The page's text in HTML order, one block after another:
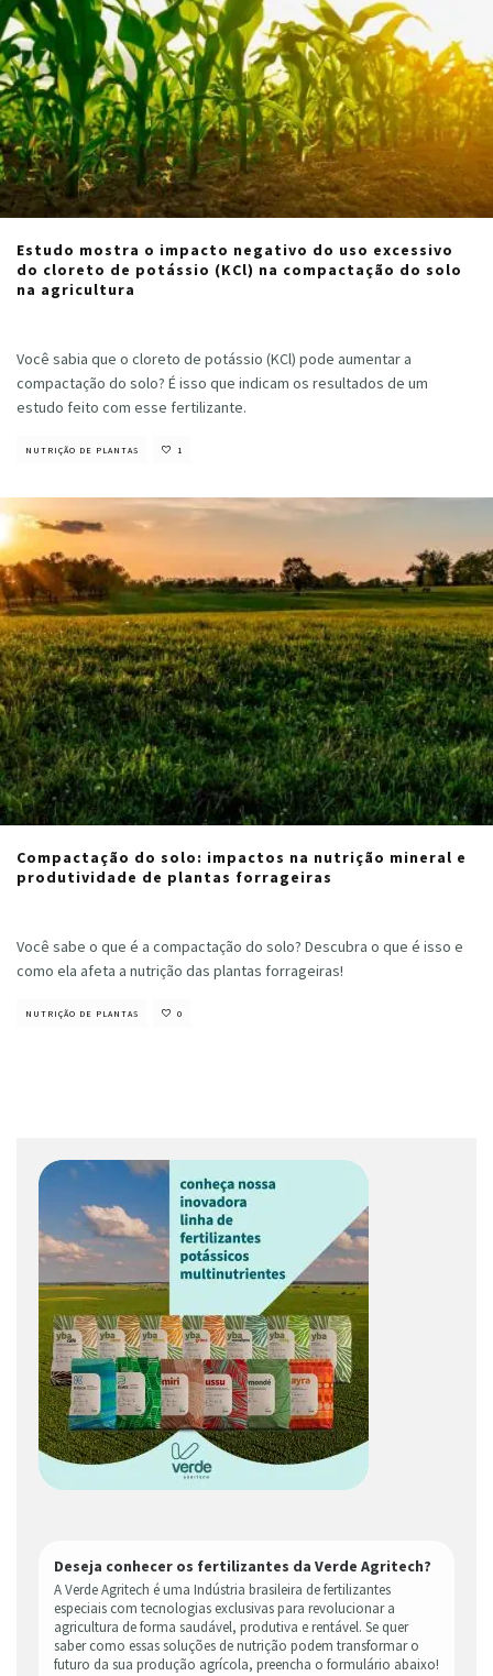
Estudo mostra o impacto negativo do uso excessivo
do cloreto de potássio (KCl) na compactação do solo
na agricultura
Você sabia que o cloreto de potássio (KCl) pode aumentar a
compactação do solo? É isso que indicam os resultados de um
estudo feito com esse fertilizante.
NUTRIÇÃO DE PLANTAS 1
Compactação do solo: impactos na nutrição mineral e
produtividade de plantas forrageiras
Você sabe o que é a compactação do solo? Descubra o que é isso e
como ela afeta a nutrição das plantas forrageiras!
NUTRIÇÃO DE PLANTAS 0
Deseja conhecer os fertilizantes da Verde Agritech?
A Verde Agritech é uma Indústria brasileira de fertilizantes
especiais com tecnologias exclusivas para revolucionar a
agricultura de forma saudável, produtiva e rentável. Se quer
saber como essas soluções de nutrição podem transformar o
futuro da sua produção agrícola, preencha o formulário abaixo!